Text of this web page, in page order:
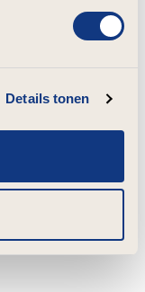
Details tonen